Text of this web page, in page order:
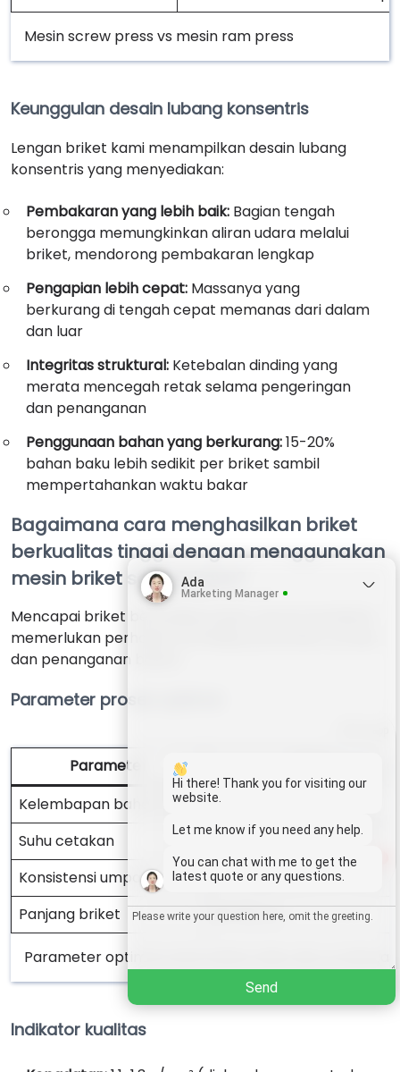
Mesin screw press vs mesin ram press
Keunggulan desain lubang konsentris
Lengan briket kami menampilkan desain lubang
konsentris yang menyediakan:
Pembakaran yang lebih baik: Bagian tengah
berongga memungkinkan aliran udara melalui
briket, mendorong pembakaran lengkap
Pengapian lebih cepat: Massanya yang
berkurang di tengah cepat memanas dari dalam
dan luar
Integritas struktural: Ketebalan dinding yang
merata mencegah retak selama pengeringan
dan penanganan
Penggunaan bahan yang berkurang:15-20%
bahan baku lebih sedikit per briket sambil
mempertahankan waktu bakar
Bagaimana cara menghasilkan briket
berkualitas tinggi dengan menggunakan
mesin briket serbuk kayu?
Mencapai briket berkualitas pasar secara konsisten
memerlukan perhatian terhadap parameter proses
dan penanganan bahan:
Parameter proses optimal
Parameter
Kelembapan bahan baku
12-18%
Suhu cetakan
280-320°C (kayu)
Konsistensi umpan
Berlangsung terus-
Panjang briket
30-50 cm
Parameter optimal untuk bahan baku dan produk jadi
Indikator kualitas
Wechat
Chat
Ada
Marketing Manager
Hi there! Thank you for visiting our
website.
Let me know if you need any help.
You can chat with me to get the
latest quote or any questions.
Send